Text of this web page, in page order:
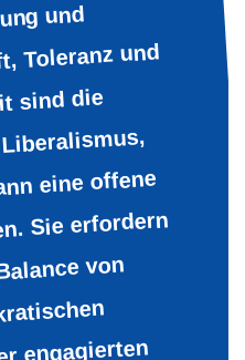
und
Toleranz und
sind die
eine offene
Sie erfordern
von